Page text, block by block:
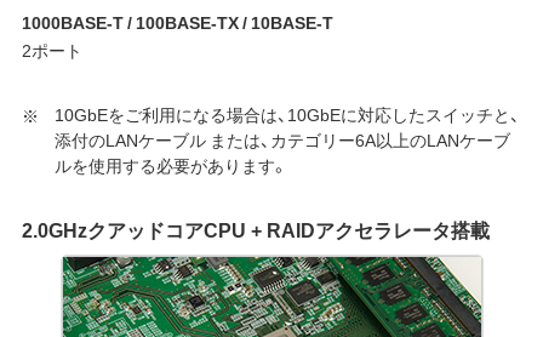
1000BASE-T / 100BASE-TX / 10BASE-T
2ポート
10GbEをご利用になる場合は、10GbEに対応したスイッチと、
添付のLANケーブル または、カテゴリー6A以上のLANケーブ
ルを使用する必要があります。
2.0GHzクアッドコアCPU + RAIDアクセラレータ搭載